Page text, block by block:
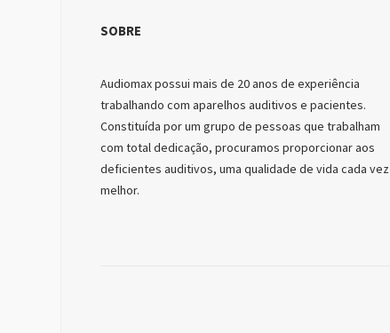
SOBRE
Audiomax possui mais de 20 anos de experiência
trabalhando com aparelhos auditivos e pacientes.
Constituída por um grupo de pessoas que trabalham
com total dedicação, procuramos proporcionar aos
deficientes auditivos, uma qualidade de vida cada vez
melhor.